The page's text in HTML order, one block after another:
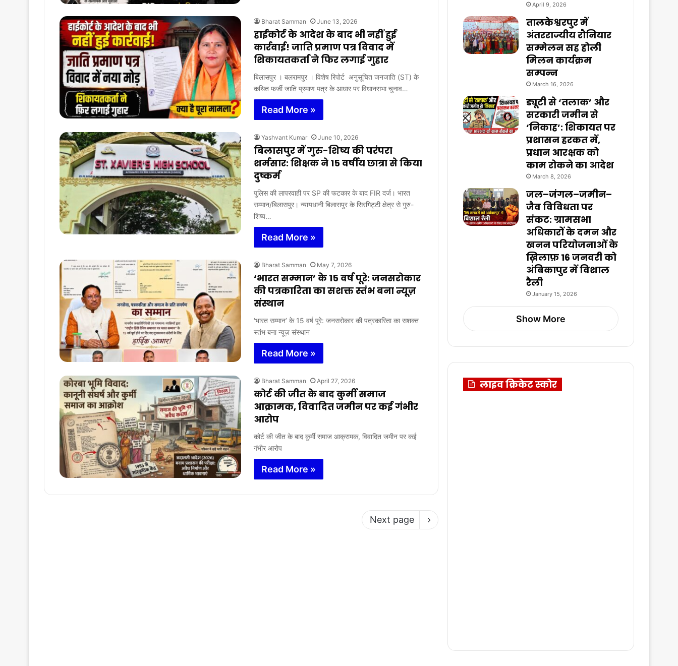
Bharat Samman June 13, 2026
हाईकोर्ट के आदेश के बाद भी नहीं हुई
कार्रवाई! जाति प्रमाण पत्र विवाद में
शिकायतकर्ता ने फिर लगाई गुहार
बिलासपुर । बलरामपुर । विशेष रिपोर्ट अनुसूचित जनजाति (ST) के
कथित फर्जी जाति प्रमाण पत्र के आधार पर विधानसभा चुनाव…
Read More »
Yashvant Kumar June 10, 2026
बिलासपुर में गुरु-शिष्य की परंपरा
शर्मसार: शिक्षक ने 15 वर्षीय छात्रा से किया
दुष्कर्म
पुलिस की लापरवाही पर SP की फटकार के बाद FIR दर्ज। भारत
सम्मान/बिलासपुर। न्यायधानी बिलासपुर के सिरगिट्टी क्षेत्र से गुरु-
शिष्य…
Read More »
Bharat Samman May 7, 2026
‘भारत सम्मान’ के 15 वर्ष पूरे: जनसरोकार
की पत्रकारिता का सशक्त स्तंभ बना न्यूज़
संस्थान
‘भारत सम्मान’ के 15 वर्ष पूरे: जनसरोकार की पत्रकारिता का सशक्त
स्तंभ बना न्यूज़ संस्थान
Read More »
Bharat Samman April 27, 2026
कोर्ट की जीत के बाद कुर्मी समाज
आक्रामक, विवादित जमीन पर कई गंभीर
आरोप
कोर्ट की जीत के बाद कुर्मी समाज आक्रामक, विवादित जमीन पर कई
गंभीर आरोप
Read More »
Next page
April 9, 2026
तालकेश्वरपुर में
अंतरराज्यीय रौनियार
सम्मेलन सह होली
मिलन कार्यक्रम
सम्पन्न
March 16, 2026
ड्यूटी से ‘तलाक’ और
सरकारी जमीन से
‘निकाह’: शिकायत पर
प्रशासन हरकत में,
प्रधान आरक्षक को
काम रोकने का आदेश
March 8, 2026
जल–जंगल–जमीन–
जैव विविधता पर
संकट: ग्रामसभा
अधिकारों के दमन और
खनन परियोजनाओं के
ख़िलाफ़ 16 जनवरी को
अंबिकापुर में विशाल
रैली
January 15, 2026
Show More
लाइव क्रिकेट स्कोर